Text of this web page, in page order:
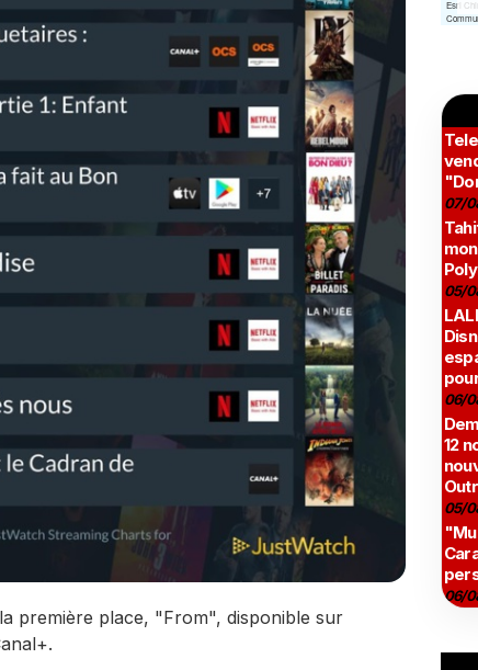
première place, "From", disponible sur
07/
05/
06/
12
05/
06/